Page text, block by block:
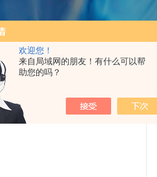
欢迎您！
来自局域网的朋友！有什么可以帮
助您的吗？